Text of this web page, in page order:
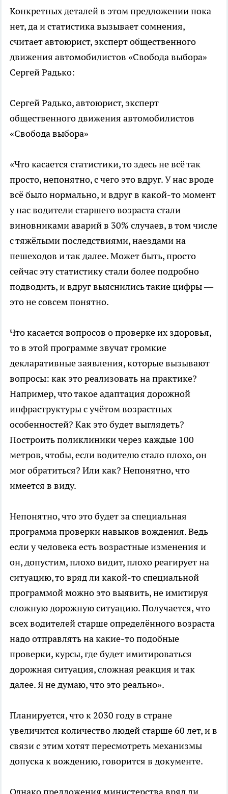
Конкретных деталей в этом предложении пока
нет, да и статистика вызывает сомнения,
считает автоюрист, эксперт общественного
движения автомобилистов «Свобода выбора»
Сергей Радько:
Сергей Радько, автоюрист, эксперт
общественного движения автомобилистов
«Свобода выбора»
«Что касается статистики, то здесь не всё так
просто, непонятно, с чего это вдруг. У нас вроде
всё было нормально, и вдруг в какой-то момент
у нас водители старшего возраста стали
виновниками аварий в 30% случаев, в том числе
с тяжёлыми последствиями, наездами на
пешеходов и так далее. Может быть, просто
сейчас эту статистику стали более подробно
подводить, и вдруг выяснились такие цифры —
это не совсем понятно.
Что касается вопросов о проверке их здоровья,
то в этой программе звучат громкие
декларативные заявления, которые вызывают
вопросы: как это реализовать на практике?
Например, что такое адаптация дорожной
инфраструктуры с учётом возрастных
особенностей? Как это будет выглядеть?
Построить поликлиники через каждые 100
метров, чтобы, если водителю стало плохо, он
мог обратиться? Или как? Непонятно, что
имеется в виду.
Непонятно, что это будет за специальная
программа проверки навыков вождения. Ведь
если у человека есть возрастные изменения и
он, допустим, плохо видит, плохо реагирует на
ситуацию, то вряд ли какой-то специальной
программой можно это выявить, не имитируя
сложную дорожную ситуацию. Получается, что
всех водителей старше определённого возраста
надо отправлять на какие-то подобные
проверки, курсы, где будет имитироваться
дорожная ситуация, сложная реакция и так
далее. Я не думаю, что это реально».
Планируется, что к 2030 году в стране
увеличится количество людей старше 60 лет, и в
связи с этим хотят пересмотреть механизмы
допуска к вождению, говорится в документе.
Однако предложения министерства вряд ли